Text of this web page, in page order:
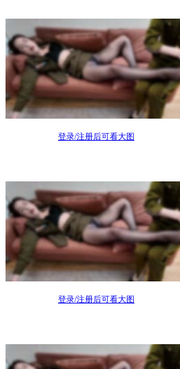
登录/注册后可看大图
登录/注册后可看大图